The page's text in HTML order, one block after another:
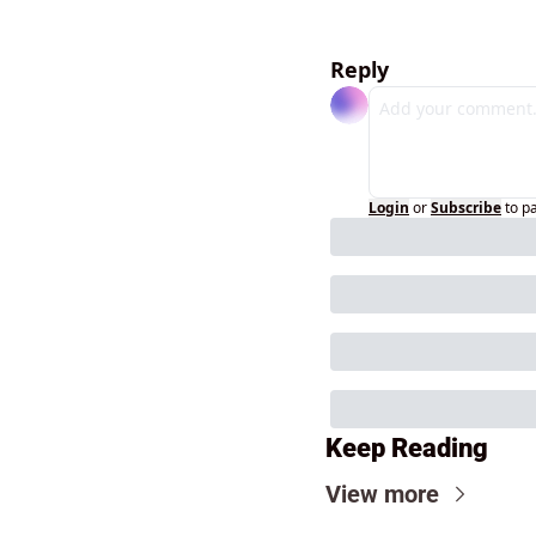
Reply
Login orSubscribeto
Keep Reading
View more